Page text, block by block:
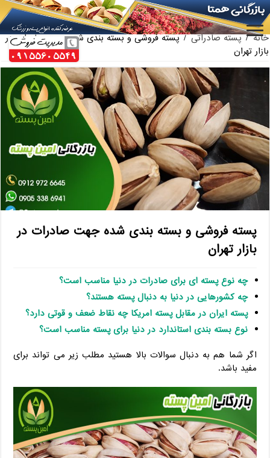
ارائه کننده بهترین پسته کله قوچی سیرجان
بازار فروش پسته فندقی اعلا
خانه / پسته صادراتی / پسته فروشی و بسته بندی شده جهت صادرات در
بازار تهران
پسته فروشی و بسته بندی شده جهت صادرات در
بازار تهران
چه نوع پسته ای برای صادرات در دنیا مناسب است؟
چه کشورهایی در دنیا به دنبال پسته هستند؟
پسته ایران در مقابل پسته امریکا چه نقاط ضعف و قوتی دارد؟
نوع بسته بندی استاندارد در دنیا برای پسته مناسب است؟
اگر شما هم به دنبال سوالات بالا هستید مطلب زیر می تواند برای
مفید باشد.